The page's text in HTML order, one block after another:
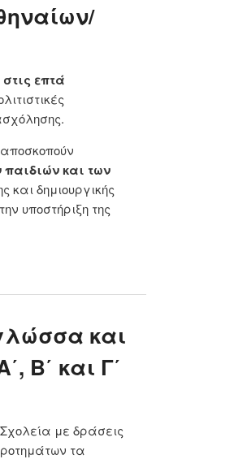
επτά
και των
και δημιουργικής
υποστήριξη της
και
Β΄ και Γ΄
με δράσεις
τα